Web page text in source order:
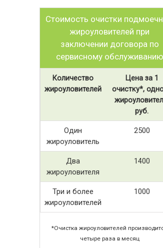
Стоимость очистки
жироуловителей при
заключении договора по
сервисному обслуживанию
Количество
жироуловителей
Цена за 1
очистку*,
руб.
Один
жироуловитель
2500
Два
жироуловителя
1400
Три и более
жироуловителей
1000
*Очистка жироуловителей
четыре раза в месяц